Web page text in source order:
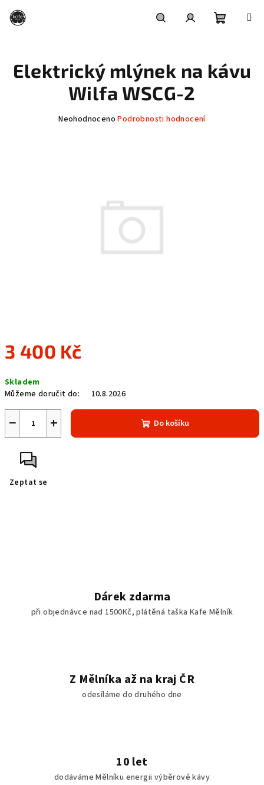
obsah
košík
3 400 Kč
cena:
Skladem
Můžeme doručit do:
10.8.2026
+
− Do košíku
Zeptat se
Elektrický mlýnek na kávu
Wilfa WSCG-2
Průměrné
Neohodnoceno Podrobnosti hodnocení
Dárek zdarma
při objednávce nad 1500Kč, plátěná taška Kafe Mělník
Z Mělníka až na kraj ČR
odesíláme do druhého dne
10 let
dodáváme Mělníku energii výběrové kávy